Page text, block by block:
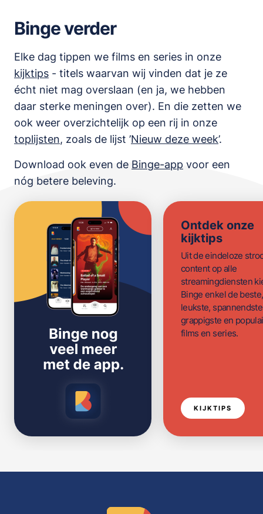
Binge verder
Elke dag tippen we films en series in onze
kijktips - titels waarvan wij vinden dat je ze
écht niet mag overslaan (en ja, we hebben
daar sterke meningen over). En die zetten we
ook weer overzichtelijk op een rij in onze
toplijsten, zoals de lijst ’Nieuw deze week’.
Download ook even de Binge-app voor een
nóg betere beleving.
Ontdek onze
kijktips
Uit de eindeloze
content op alle
streamingdiensten
Binge enkel de beste,
leukste,
grappigste en
films en series.
KIJKTIPS